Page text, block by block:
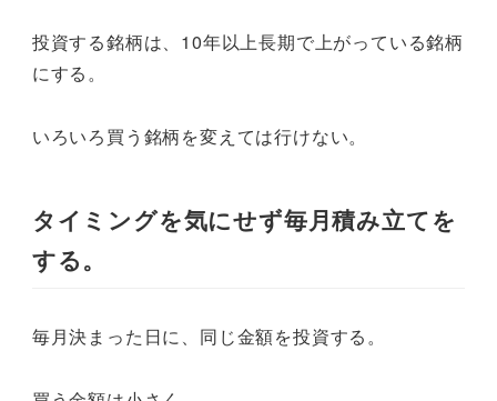
投資する銘柄は、10年以上長期で上がっている銘柄
にする。
いろいろ買う銘柄を変えては行けない。
タイミングを気にせず毎月積み立てを
する。
毎月決まった日に、同じ金額を投資する。